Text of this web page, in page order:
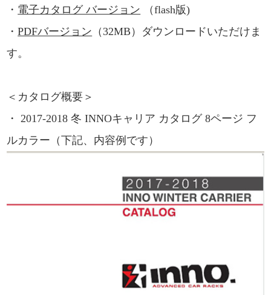
・ 電子カタログ バージョン （flash版)
・PDFバージョン （32MB）ダウンロードいただけま
す。
＜カタログ概要＞
・ 2017-2018 冬 INNOキャリア カタログ 8ページ フ
ルカラー（下記、内容例です）